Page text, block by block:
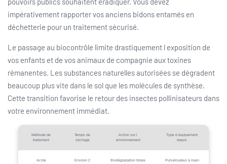
impérativement rapporter vos anciens bidons entamés en
déchetterie pour un traitement sécurisé.
Le passage au biocontrôle limite drastiquement l exposition de
vos enfants et de vos animaux de compagnie aux toxines
rémanentes. Les substances naturelles autorisées se dégradent
beaucoup plus vite dans le sol que les molécules de synthèse.
Cette transition favorise le retour des insectes pollinisateurs dans
votre environnement immédiat.
Méthode de
traitement
Temps de
séchage
Action sur l
environnement
Type d équipement
requis
Acide
Environ 2
Biodégradation totale
Pulvérisateur à main